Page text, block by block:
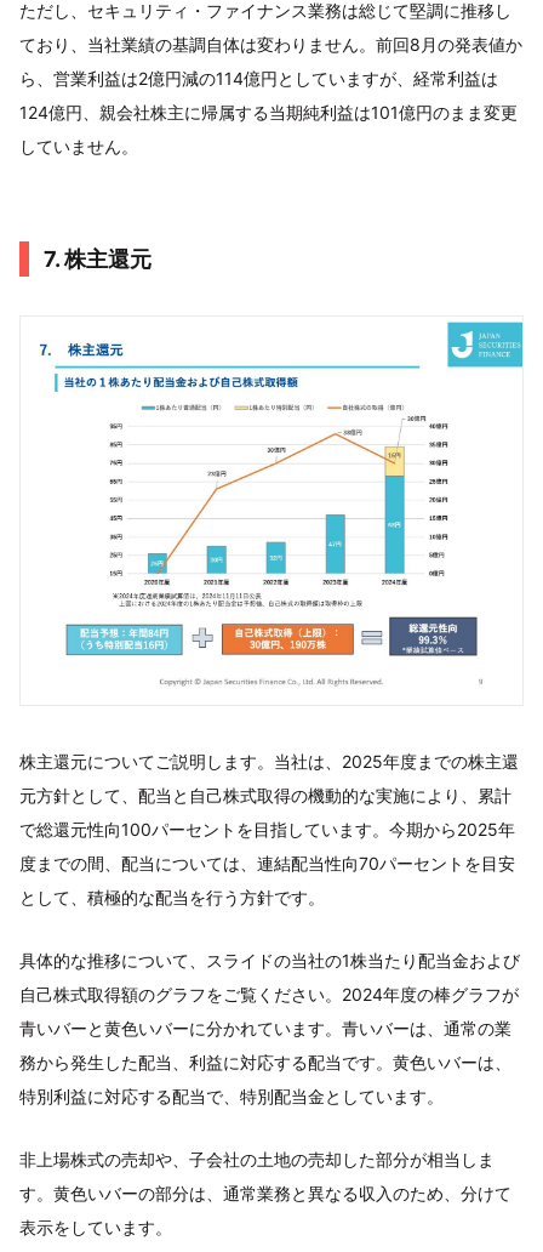
ただし、セキュリティ・ファイナンス業務は総じて堅調に推移し
ており、当社業績の基調自体は変わりません。前回8月の発表値か
ら、営業利益は2億円減の114億円としていますが、経常利益は
124億円、親会社株主に帰属する当期純利益は101億円のまま変更
していません。
7. 株主還元
株主還元についてご説明します。当社は、2025年度までの株主還
元方針として、配当と自己株式取得の機動的な実施により、累計
で総還元性向100パーセントを目指しています。今期から2025年
度までの間、配当については、連結配当性向70パーセントを目安
として、積極的な配当を行う方針です。
具体的な推移について、スライドの当社の1株当たり配当金および
自己株式取得額のグラフをご覧ください。2024年度の棒グラフが
青いバーと黄色いバーに分かれています。青いバーは、通常の業
務から発生した配当、利益に対応する配当です。黄色いバーは、
特別利益に対応する配当で、特別配当金としています。
非上場株式の売却や、子会社の土地の売却した部分が相当しま
す。黄色いバーの部分は、通常業務と異なる収入のため、分けて
表示をしています。